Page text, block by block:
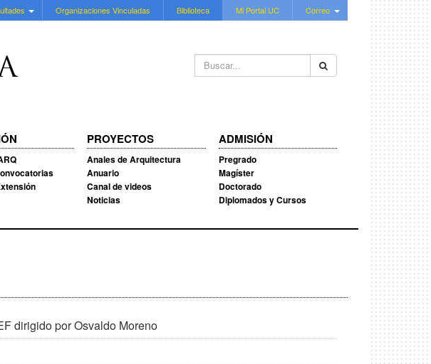
Organizaciones Vinculadas Biblioteca Mi Portal UC Correo
Buscar...
PROYECTOS
Anales de Arquitectura
Anuario
Canal de videos
Noticias
ADMISIÓN
Pregrado
Magíster
Doctorado
Diplomados y Cursos
dirigido por Osvaldo Moreno